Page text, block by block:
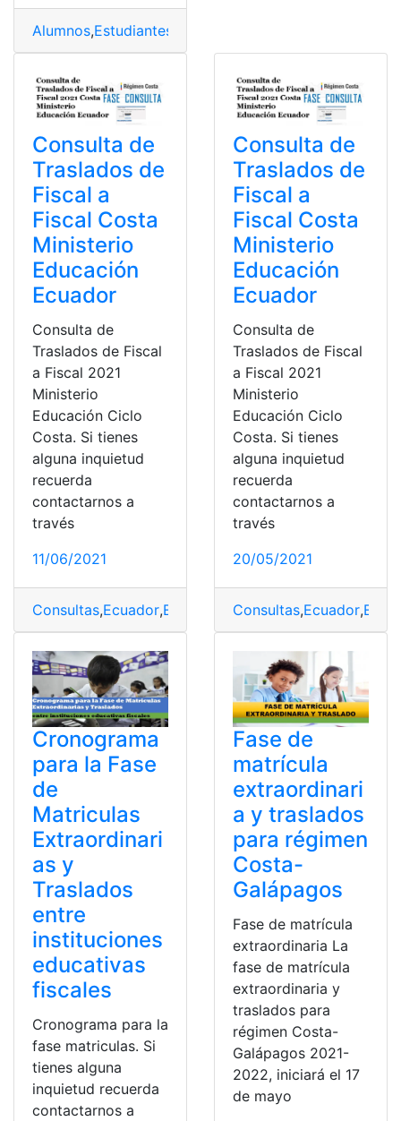
Alumnos,Estudiantes
Consulta de
Traslados de
Fiscal a
Fiscal Costa
Ministerio
Educación
Ecuador
Consulta de
Traslados de Fiscal
a Fiscal 2021
Ministerio
Educación Ciclo
Costa. Si tienes
alguna inquietud
recuerda
contactarnos a
través
11/06/2021
Consultas,Ecuador,Educación ,Fiscal,Herramientas
Consulta de
Traslados de
Fiscal a
Fiscal Costa
Ministerio
Educación
Ecuador
Consulta de
Traslados de Fiscal
a Fiscal 2021
Ministerio
Educación Ciclo
Costa. Si tienes
alguna inquietud
recuerda
contactarnos a
través
20/05/2021
Consultas,Ecuador,
Cronograma
para la Fase
de
Matriculas
Extraordinari
as y
Traslados
entre
instituciones
educativas
fiscales
Cronograma para la
fase matriculas. Si
tienes alguna
inquietud recuerda
contactarnos a
Fase de
matrícula
extraordinari
a y traslados
para régimen
Costa-
Galápagos
Fase de matrícula
extraordinaria La
fase de matrícula
extraordinaria y
traslados para
régimen Costa-
Galápagos 2021-
2022, iniciará el 17
de mayo